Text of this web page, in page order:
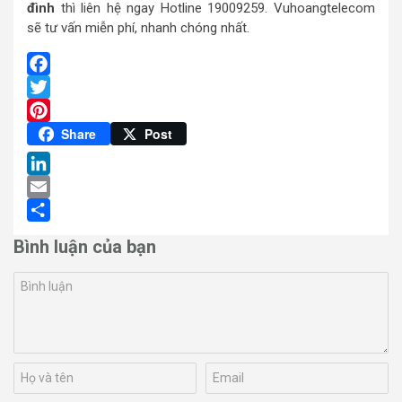
đình thì liên hệ ngay Hotline 19009259. Vuhoangtelecom
sẽ tư vấn miễn phí, nhanh chóng nhất.
Facebook
Twitter
Pinterest
Share Post
LinkedIn
Email
Bình luận của bạn